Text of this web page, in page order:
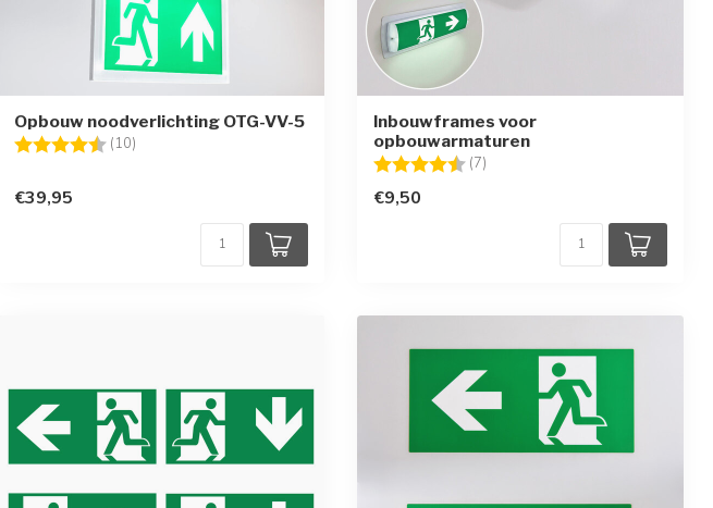
Opbouw noodverlichting OTG-VV-5
Beoordeling: (10)
€39,95
Inbouwframes voor
opbouwarmaturen
Beoordeling: (7)
€9,50